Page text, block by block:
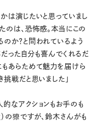
は演じたいと思っていまし
のは、恐怖感。本当にこの
か？と問われているよう
った自分も喜んでくれるだ
もあらためて魅力を届けら
挑戦だと思いました」
なアクションもお手のも
の獠ですが、鈴木さんがも